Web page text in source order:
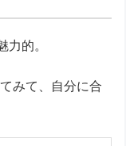
力的。
みて、自分に合